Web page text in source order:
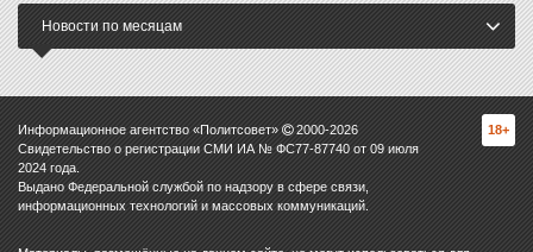
Новости по месяцам
Информационное агентство «Политсовет» 2000-2026
Свидетельство о регистрации СМИ ИА № ФС77-87740 от 09 июля
2024 года.
Выдано Федеральной службой по надзору в сфере связи,
информационных технологий и массовых коммуникаций.
18+